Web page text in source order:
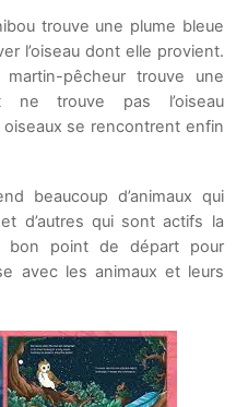
trouve une plume bleue
l’oiseau dont elle provient.
pêcheur trouve une
ne trouve pas l’oiseau
se rencontrent enfin
beaucoup d’animaux qui
d’autres qui sont actifs la
bon point de départ pour
avec les animaux et leurs